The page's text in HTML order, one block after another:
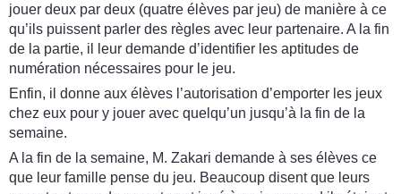
jouer deux par deux (quatre élèves par jeu) de manière à ce
qu’ils puissent parler des règles avec leur partenaire. A la fin
de la partie, il leur demande d’identifier les aptitudes de
numération nécessaires pour le jeu.
Enfin, il donne aux élèves l’autorisation d’emporter les jeux
chez eux pour y jouer avec quelqu’un jusqu’à la fin de la
semaine.
A la fin de la semaine, M. Zakari demande à ses élèves ce
que leur famille pense du jeu. Beaucoup disent que leurs